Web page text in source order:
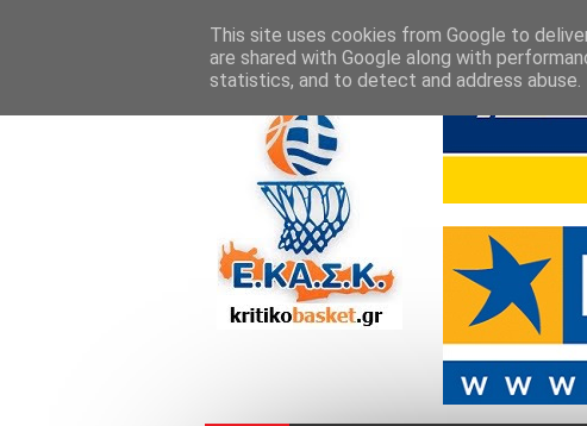
This site uses cookies from Google to
are shared with Google along with
statistics, and to detect and address abuse.